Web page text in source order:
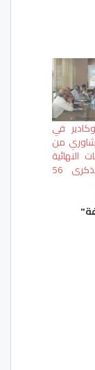
في
من
لبرنامج تخليذ الذكرى 56